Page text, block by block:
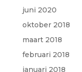
juni 2020
oktober 2018
maart 2018
februari 2018
januari 2018